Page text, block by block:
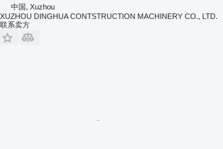
中国, Xuzhou
XUZHOU DINGHUA CONTSTRUCTION MACHINERY CO., LTD.
联系卖方